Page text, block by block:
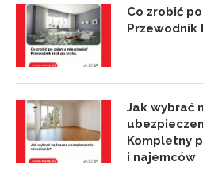
Co zrobić
Przewodnik
Jak wybrać
Kompletny
i najemców